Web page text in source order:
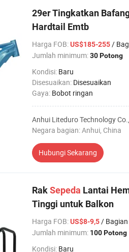
29er Tingkatkan
Hardtail Emtb
Harga FOB:US$185-255/
Jumlah minimum:30 Potong
Kondisi: Baru
Disesuaikan: Disesuaikan
Gaya: Bobot ringan
Anhui Liteduro Technology
Negara bagian: Anhui, China
Hubungi Sekarang
RakSepeda Lantai
Tinggi untuk Balkon
Harga FOB:US$8-9,5/ Bagian
Jumlah minimum: 100 Potong
Kondisi: Baru